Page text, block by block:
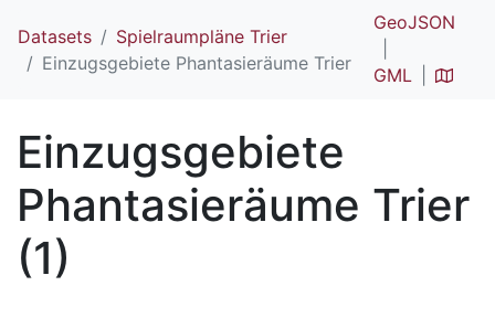
Datasets
Spielraumpläne Trier
Einzugsgebiete Phantasieräume Trier
GeoJSON
GML
Einzugsgebiete
Phantasieräume Trier
(1)